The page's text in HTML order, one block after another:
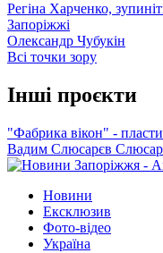
Регіна Харченко,
Запоріжжі
Олександр Чубукін
Всі точки зору
Інші проєкти
"Фабрика вікон" -
Вадим Слюсарєв
Новини
Ексклюзив
Фото-відео
Україна